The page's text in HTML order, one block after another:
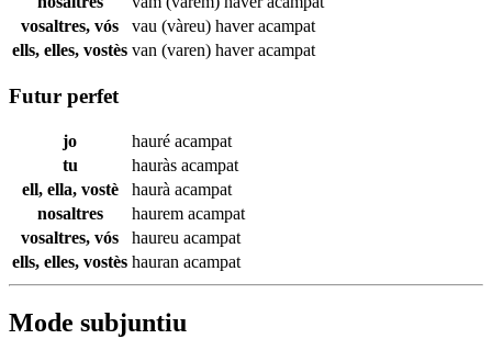
vosaltres, vós
vau (vàreu) haveracampat
ells, elles, vostès van (varen) haveracampat
Futur perfet
jo hauré acampat
tu
hauràs acampat
ell, ella, vostè
haurà acampat
nosaltres
haurem acampat
vosaltres, vós
haureu acampat
ells, elles, vostès hauran acampat
Mode subjuntiu